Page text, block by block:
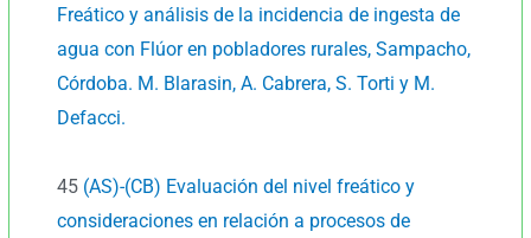
Freático y análisis de la incidencia de ingesta de
agua con Flúor en pobladores rurales, Sampacho,
Córdoba. M. Blarasin, A. Cabrera, S. Torti y M.
Defacci.
45 (AS)-(CB) Evaluación del nivel freático y
consideraciones en relación a procesos de